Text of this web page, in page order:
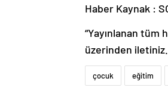
Haber Kaynak :
“Yayınlanan
üzerinden
çocuk eğitim